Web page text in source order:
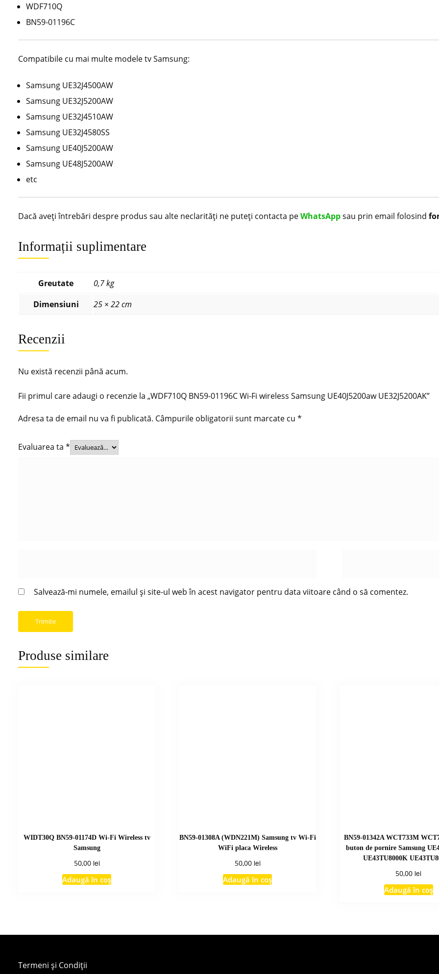
WDF710Q
BN59-01196C
Compatibile cu mai multe modele tv Samsung:
Samsung UE32J4500AW
Samsung UE32J5200AW
Samsung UE32J4510AW
Samsung UE32J4580SS
Samsung UE40J5200AW
Samsung UE48J5200AW
etc
Dacă aveți întrebări despre produs sau alte neclarități ne puteți contacta peWhatsAppsau prin email folosind
Informații suplimentare
Greutate
0,7 kg
Dimensiuni
25 × 22 cm
Recenzii
Nu există recenzii până acum.
Fii primul care adaugi o recenzie la „WDF710Q BN59-01196C Wi-Fi wireless Samsung UE40J5200aw UE32J5200AK”
Adresa ta de email nu va fi publicată. Câmpurile obligatorii sunt marcate cu *
Evaluarea ta *
Salvează-mi numele, emailul și site-ul web în acest navigator pentru data viitoare când o să comentez.
Produse similare
WIDT30Q BN59-01174D Wi-Fi Wireless tv
Samsung
50,00 lei
Adaugă în coș
BN59-01308A (WDN221M) Samsung tv Wi-Fi
WiFi placa Wireless
50,00 lei
Adaugă în coș
BN59-01342A WCT733M
buton de pornire Samsung
UE43TU8000K
50,00 lei
Adaugă în coș
Termeni și Condiții